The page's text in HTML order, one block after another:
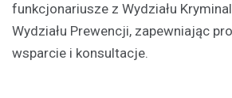
funkcjonariusze z Wydziału
Wydziału Prewencji, zapewniając
wsparcie i konsultacje.